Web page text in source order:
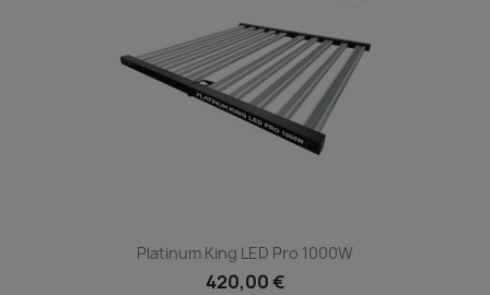
Platinum King LED Pro 1000W
420,00 €